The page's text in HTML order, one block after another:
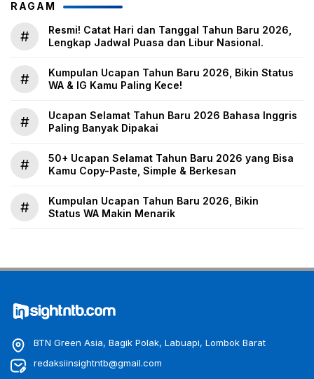
RAGAM
#
Resmi! Catat Hari dan Tanggal Tahun Baru 2026,
Lengkap Jadwal Puasa dan Libur Nasional.
#
Kumpulan Ucapan Tahun Baru 2026, Bikin Status
WA & IG Kamu Paling Kece!
#
Ucapan Selamat Tahun Baru 2026 Bahasa Inggris
Paling Banyak Dipakai
#
50+ Ucapan Selamat Tahun Baru 2026 yang Bisa
Kamu Copy-Paste, Simple & Berkesan
#
Kumpulan Ucapan Tahun Baru 2026, Bikin
Status WA Makin Menarik
BTN Green Asia, Bagik Polak, Labuapi, Lombok Barat
redaksiinsightntb@gmail.com